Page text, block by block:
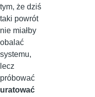
tym, że dziś
taki powrót
nie miałby
obalać
systemu,
lecz
próbować
uratować